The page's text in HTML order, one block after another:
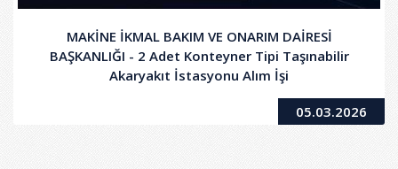
MAKİNE İKMAL BAKIM VE ONARIM DAİRESİ
BAŞKANLIĞI - 2 Adet Konteyner Tipi Taşınabilir
Akaryakıt İstasyonu Alım İşi
05.03.2026